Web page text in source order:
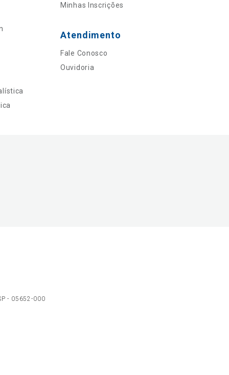
Minhas Inscrições
Atendimento
Fale Conosco
Ouvidoria
- 05652-000